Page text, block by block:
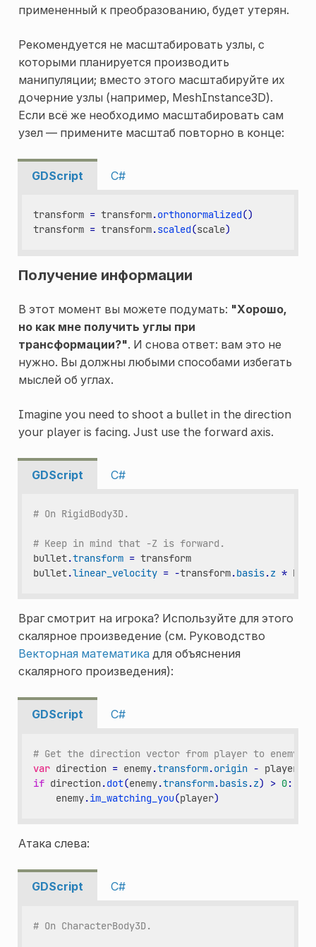
примененный к преобразованию, будет утерян.
Рекомендуется не масштабировать узлы, с
которыми планируется производить
манипуляции; вместо этого масштабируйте их
дочерние узлы (например, MeshInstance3D).
Если всё же необходимо масштабировать сам
узел — примените масштаб повторно в конце:
GDScript C#
transform = transform.orthonormalized()
transform = transform.scaled(scale)
Получение информации
В этот момент вы можете подумать: "Хорошо,
но как мне получить углы при
трансформации?". И снова ответ: вам это не
нужно. Вы должны любыми способами избегать
мыслей об углах.
Imagine you need to shoot a bullet in the direction
your player is facing. Just use the forward axis.
GDScript C#
# On RigidBody3D.
# Keep in mind that -Z is forward.
bullet.transform = transform
bullet.linear_velocity = -transform.basis.z *
Враг смотрит на игрока? Используйте для этого
скалярное произведение (см. Руководство
Векторная математикадля объяснения
скалярного произведения):
GDScript C#
# Get the direction vector from player to enemy
var direction = enemy.transform.origin - player
if direction.dot(enemy.transform.basis.z) > 0:
enemy.im_watching_you(player)
Атака слева:
GDScript C#
# On CharacterBody3D.